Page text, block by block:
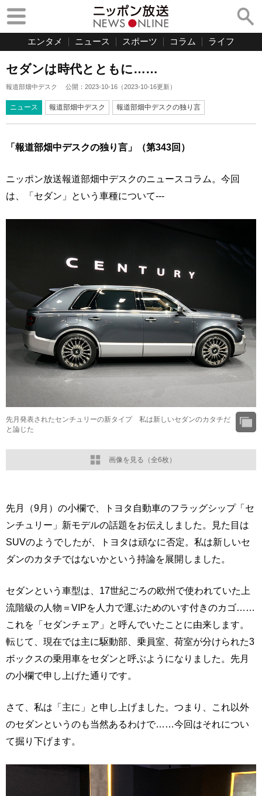
エンタメ ニュース スポーツ コラム ライフ
セダンは時代とともに……
報道部畑中デスク 公開： 2023-10-16 （2023-10-16更新）
ニュース 報道部畑中デスク 報道部畑中デスクの独り言
「報道部畑中デスクの独り言」（第343回）
ニッポン放送報道部畑中デスクのニュースコラム。今回
は、「セダン」という車種について---
画像を見る（全6枚）
先月発表されたセンチュリーの新タイプ 私は新しいセダンのカタチだ
と論じた
先月（9月）の小欄で、トヨタ自動車のフラッグシップ「セ
ンチュリー」新モデルの話題をお伝えしました。見た目は
SUVのようでしたが、トヨタは頑なに否定。私は新しいセ
ダンのカタチではないかという持論を展開しました。
セダンという車型は、17世紀ごろの欧州で使われていた上
流階級の人物＝VIPを人力で運ぶためのいす付きのカゴ……
これを「セダンチェア」と呼んでいたことに由来します。
転じて、現在では主に駆動部、乗員室、荷室が分けられた3
ボックスの乗用車をセダンと呼ぶようになりました。先月
の小欄で申し上げた通りです。
さて、私は「主に」と申し上げました。つまり、これ以外
のセダンというのも当然あるわけで……今回はそれについ
て掘り下げます。